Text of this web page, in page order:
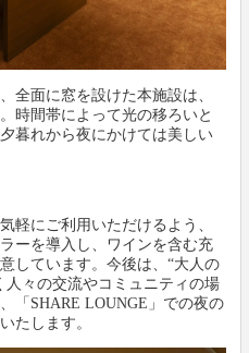
全面に窓を設けた本施設は、
時間帯によって光の移ろいと
暮れから夜にかけては美しい
軽にご利用いただけるよう、
ーを導入し、ワインを含む充
しています。今後は、“大人の
々の交流やコミュニティの場
「SHARE LOUNGE」での夜の
たします。